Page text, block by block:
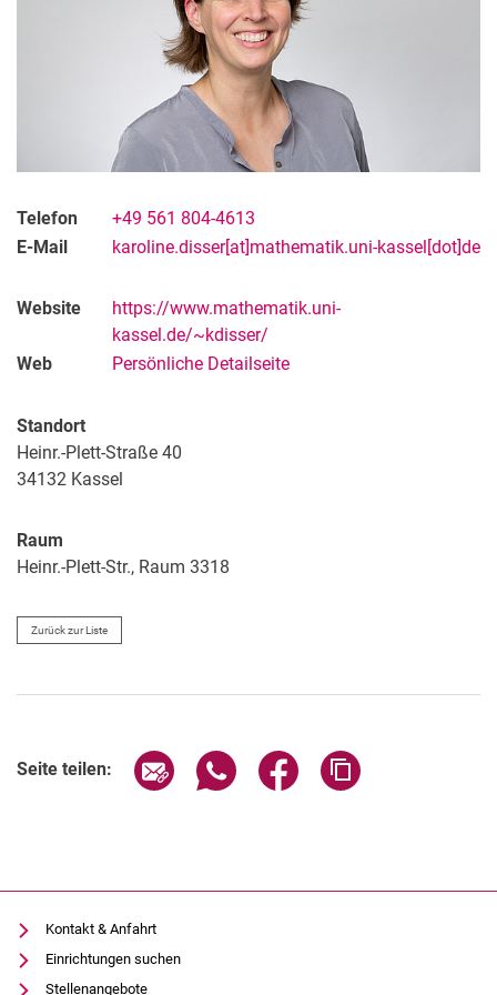
Telefon
+49 561 804-4613
E-Mail
karoline.disser[at]mathematik.uni-kassel[dot]de
Website
https://www.mathematik.uni-
kassel.de/~kdisser/
Web
Persönliche Detailseite
Standort
Heinr.-Plett-Straße 40
34132 Kassel
Raum
Heinr.-Plett-Str., Raum 3318
Zurück zur Liste
Seite teilen: Seite über E-Mail teilen
Seite über WhatsApp teilen
Seite über Facebook
Kontakt & Anfahrt
Einrichtungen suchen
Stellenangebote